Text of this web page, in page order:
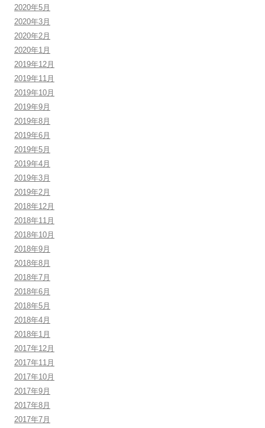
2020年5月
2020年3月
2020年2月
2020年1月
2019年12月
2019年11月
2019年10月
2019年9月
2019年8月
2019年6月
2019年5月
2019年4月
2019年3月
2019年2月
2018年12月
2018年11月
2018年10月
2018年9月
2018年8月
2018年7月
2018年6月
2018年5月
2018年4月
2018年1月
2017年12月
2017年11月
2017年10月
2017年9月
2017年8月
2017年7月